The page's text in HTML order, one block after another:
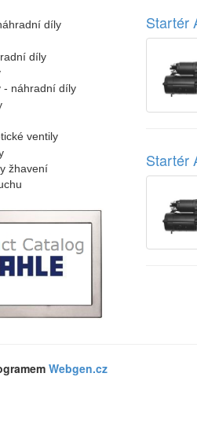
díly
díly
- náhradní díly
ventily
žhavení
Startér
Startér
Webgen.cz